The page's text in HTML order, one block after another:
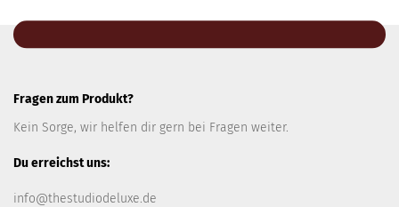
Fragen zum Produkt?
Kein Sorge, wir helfen dir gern bei Fragen weiter.
Du erreichst uns:
info@thestudiodeluxe.de